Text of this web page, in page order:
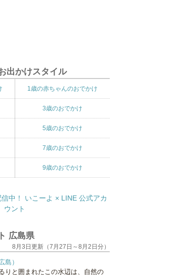
出かけスタイル
1歳の赤ちゃんのおでかけ
3歳のおでかけ
5歳のおでかけ
7歳のおでかけ
9歳のおでかけ
広島県
8月3日更新（7月27日～8月2日分）
島）
りと囲まれたこの水辺は、自然の